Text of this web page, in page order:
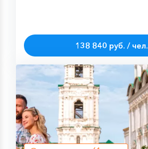
138 840 руб. / чел.